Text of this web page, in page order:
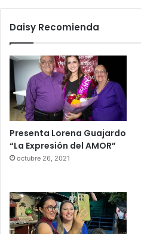
Daisy Recomienda
Presenta Lorena Guajardo
“La Expresión del AMOR”
octubre 26, 2021